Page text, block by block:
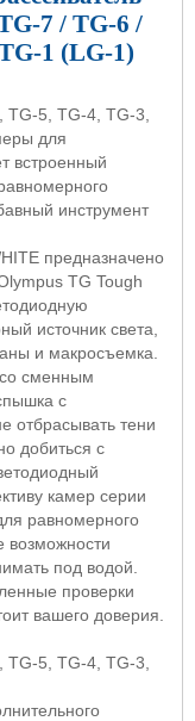
7 / TG-6 /
1 (LG-1)
5, TG-4, TG-3,
для
встроенный
инструмент
предназначено
TG Tough
источник света,
и макросъемка.
сменным
с
отбрасывать тени
добиться с
камер серии
равномерного
возможности
под водой.
проверки
вашего доверия.
5, TG-4, TG-3,